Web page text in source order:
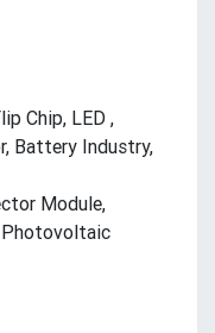
Chip, LED ,
Battery Industry,
Module,
Photovoltaic